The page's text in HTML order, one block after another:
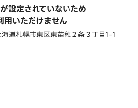
が設定されていないため
用いただけません
海道札幌市東区東苗穂２条３丁目1-1